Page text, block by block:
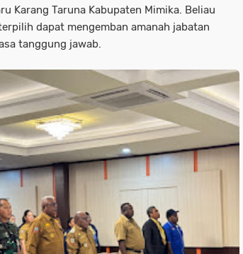
Karang Taruna Kabupaten Mimika. Beliau
dapat mengemban amanah jabatan
tanggung jawab.